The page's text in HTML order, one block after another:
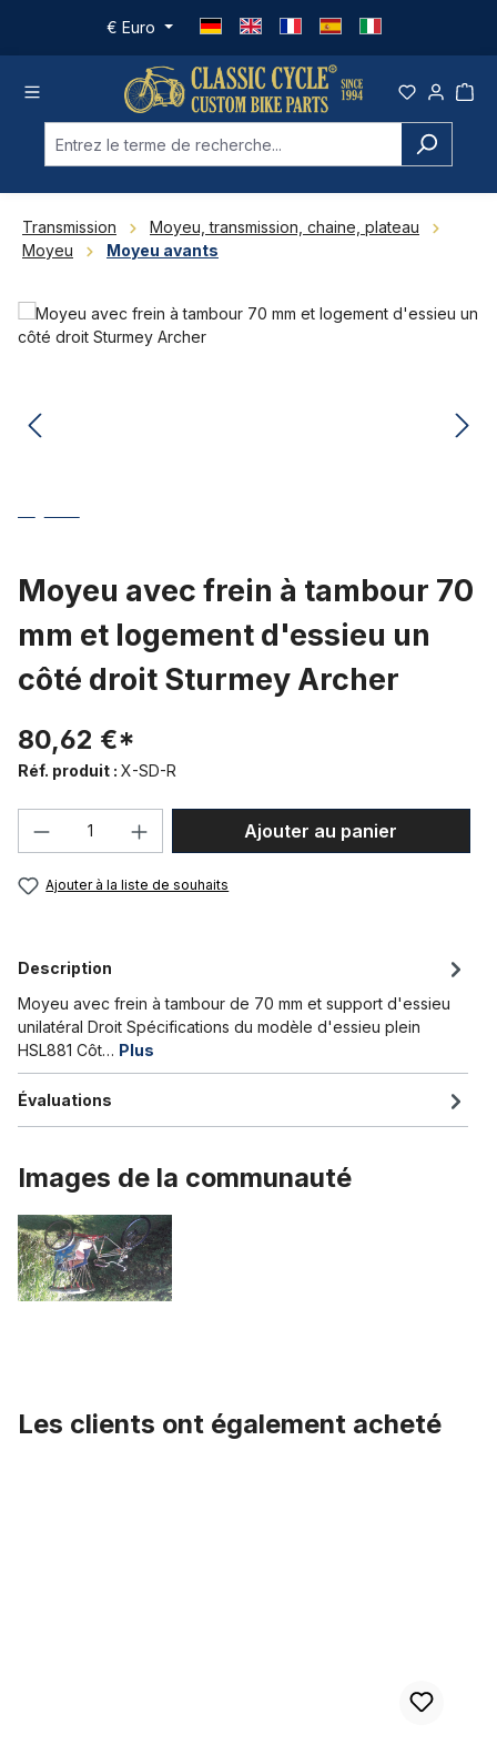
Passer au contenu principal
€ Euro
Transmission
Moyeu, transmission, chaine, plateau
Moyeu
Moyeu avants
Ignorer la galerie d'images
Moyeu avec frein à tambour 70
mm et logement d'essieu un
côté droit Sturmey Archer
80,62 €*
Réf. produit : X-SD-R
Quantité de produit : Entrez la
Ajouter au panier
Ajouter à la liste de souhaits
Description
Moyeu avec frein à tambour de 70 mm et support d'essieu
unilatéral Droit Spécifications du modèle d'essieu plein
HSL881 Côt… Plus
Évaluations
Images de la communauté
Les clients ont également acheté